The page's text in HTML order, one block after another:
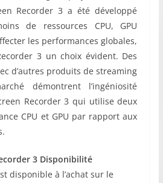
Recorder 3 a été développé
de ressources CPU, GPU
les performances globales,
3 un choix évident. Des
d’autres produits de streaming
démontrent l’ingéniosité
Recorder 3 qui utilise deux
CPU et GPU par rapport aux
3 Disponibilité
disponible à l’achat sur le